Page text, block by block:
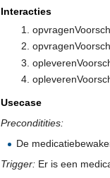
Interacties
Usecase
Preconditities:
De
Trigger: Er is een